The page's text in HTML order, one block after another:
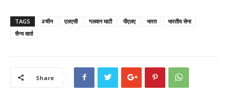
TAGS #चीन एलएसी गलवान घाटी पीएलए भारत
भारतीय सेना
सैन्य वार्ता
Share